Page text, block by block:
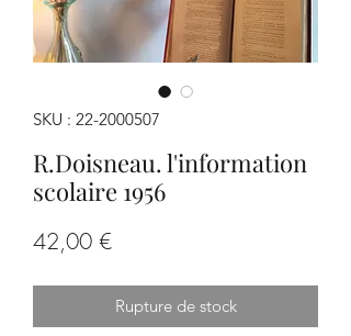
SKU : 22-2000507
R.Doisneau. l'information
scolaire 1956
42,00 €Prix
Rupture de stock